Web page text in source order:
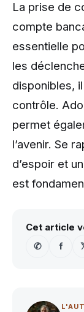
La prise de
compte
essentielle
les
disponibles,
contrôle.
permet
l’avenir. Se
d’espoir et
est
Cet article
✆
f